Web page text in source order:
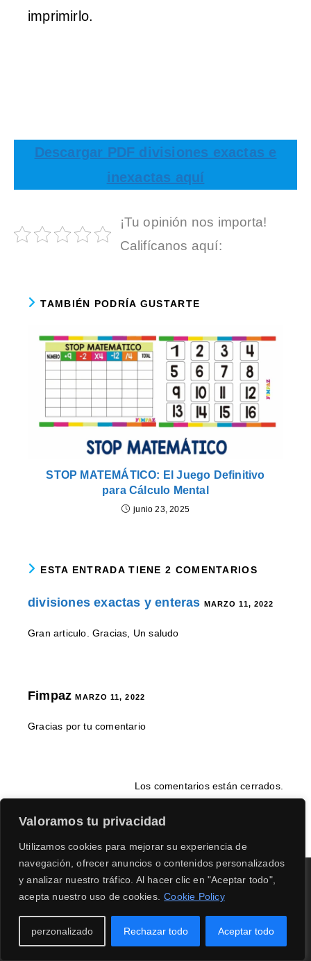
Valoramos tu privacidad
Utilizamos cookies para mejorar su experiencia de
navegación, ofrecer anuncios o contenidos personalizados
y analizar nuestro tráfico. Al hacer clic en "Aceptar todo",
acepta nuestro uso de cookies. Cookie Policy
perzonalizado Rechazar todo Aceptar todo
imprimirlo.
Descargar PDF divisiones exactas e
inexactas aquí
¡Tu opinión nos importa!
Califícanos aquí:
TAMBIÉN PODRÍA GUSTARTE
STOP MATEMÁTICO: El Juego Definitivo
para Cálculo Mental
junio 23, 2025
ESTA ENTRADA TIENE 2 COMENTARIOS
divisiones exactas y enteras MARZO 11, 2022
Gran articulo. Gracias, Un saludo
FimpazMARZO 11, 2022
Gracias por tu comentario
Los comentarios están cerrados.